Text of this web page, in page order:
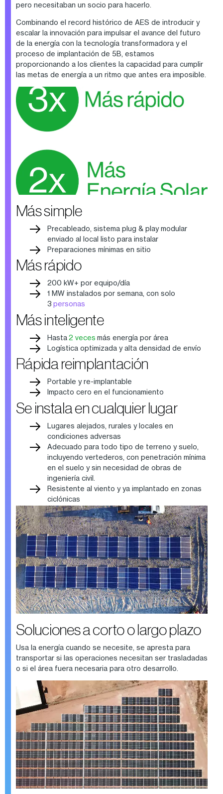
pero necesitaban un socio para hacerlo.
Combinando el record histórico de AES de introducir y
escalar la innovación para impulsar el avance del futuro
de la energía con la tecnología transformadora y el
proceso de implantación de 5B, estamos
proporcionando a los clientes la capacidad para cumplir
las metas de energía a un ritmo que antes era imposible.
Más simple
Precableado, sistema plug & play modular
enviado al local listo para instalar
Preparaciones mínimas en sitio
Más rápido
200 kW+ por equipo/día
1 MW instalados por semana, con solo
3 personas
Más inteligente
Hasta2 veces más energía por área
Logística optimizada y alta densidad de envío
Rápida reimplantación
Portable y re-implantable
Impacto cero en el funcionamiento
Se instala en cualquier lugar
Lugares alejados, rurales y locales en
condiciones adversas
Adecuado para todo tipo de terreno y suelo,
incluyendo vertederos, con penetración mínima
en el suelo y sin necesidad de obras de
ingeniería civil.
Resistente al viento y ya implantado en zonas
ciclónicas
Soluciones a corto o largo plazo
Usa la energía cuando se necesite, se apresta para
transportar si las operaciones necesitan ser trasladadas
o si el área fuera necesaria para otro desarrollo.